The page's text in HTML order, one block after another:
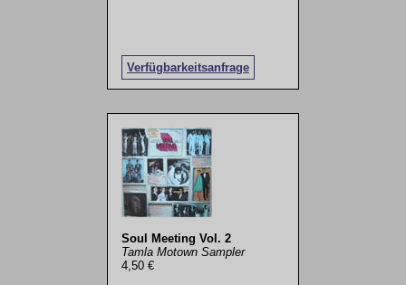
Verfügbarkeitsanfrage
Soul Meeting Vol. 2
Tamla Motown Sampler
4,50 €